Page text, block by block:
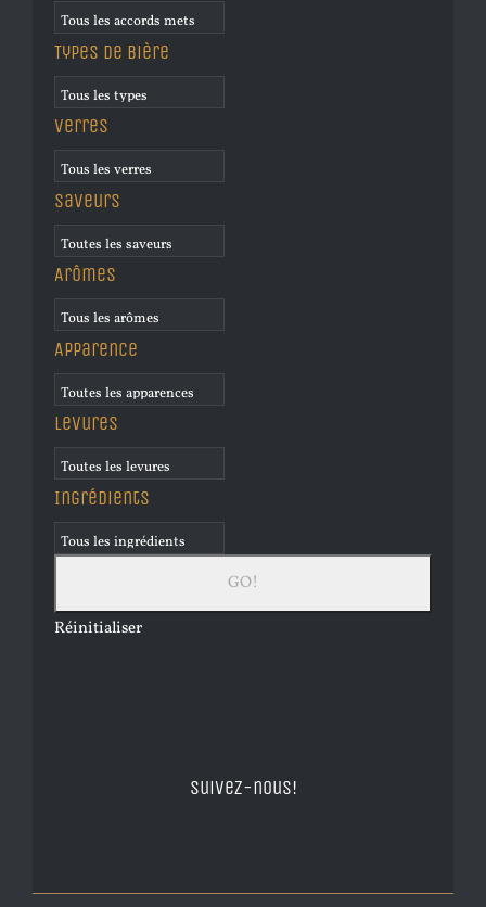
Types de bière
Verres
Saveurs
Arômes
Apparence
Levures
Ingrédients
Réinitialiser
Suivez-nous!